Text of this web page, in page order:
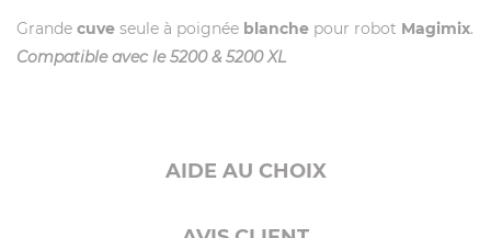
Grande cuve seule à poignée blanche pour robot Magimix.
Compatible avec le 5200 & 5200 XL
AIDE AU CHOIX